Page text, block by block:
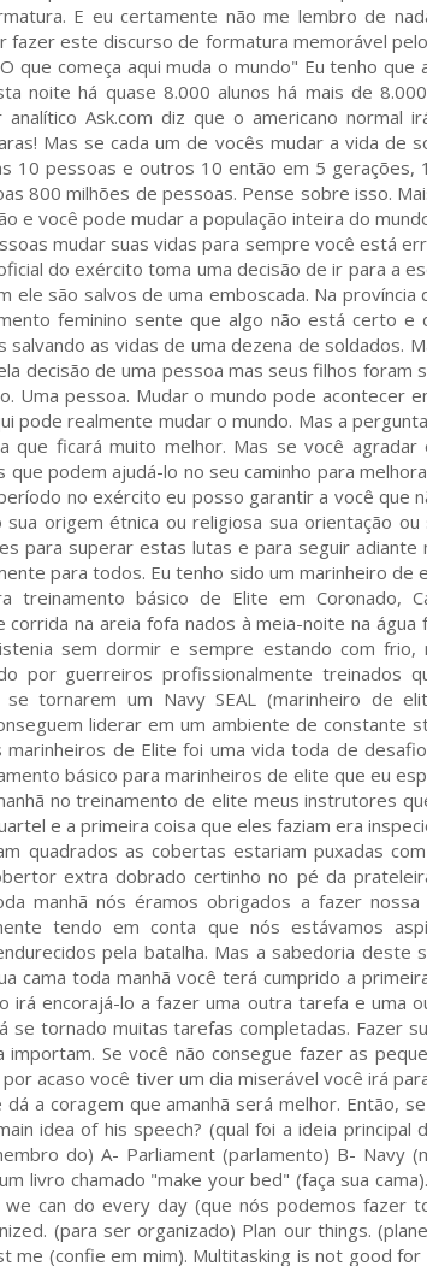
E eu certamente não me lembro de
este discurso de formatura memorável
que começa aqui muda o mundo" Eu tenho que
noite há quase 8.000 alunos há mais de
Ask.com diz que o americano normal
Mas se cada um de vocês mudar a vida de
10 pessoas e outros 10 então em 5 gerações,
800 milhões de pessoas. Pense sobre isso.
e você pode mudar a população inteira do
mudar suas vidas para sempre você está
do exército toma uma decisão de ir para a
são salvos de uma emboscada. Na província
feminino sente que algo não está certo e
as vidas de uma dezena de soldados.
decisão de uma pessoa mas seus filhos foram
Uma pessoa. Mudar o mundo pode acontecer
pode realmente mudar o mundo. Mas a
que ficará muito melhor. Mas se você agradar
podem ajudá-lo no seu caminho para
no exército eu posso garantir a você que
origem étnica ou religiosa sua orientação ou
para superar estas lutas e para seguir adiante
para todos. Eu tenho sido um marinheiro de
básico de Elite em Coronado,
na areia fofa nados à meia-noite na água
sem dormir e sempre estando com frio,
por guerreiros profissionalmente treinados
tornarem um Navy SEAL (marinheiro de
liderar em um ambiente de constante
de Elite foi uma vida toda de
básico para marinheiros de elite que eu
no treinamento de elite meus instrutores
e a primeira coisa que eles faziam era
quadrados as cobertas estariam puxadas
extra dobrado certinho no pé da
manhã nós éramos obrigados a fazer nossa
tendo em conta que nós estávamos
pela batalha. Mas a sabedoria deste
cama toda manhã você terá cumprido a
encorajá-lo a fazer uma outra tarefa e uma
tornado muitas tarefas completadas. Fazer
Se você não consegue fazer as
acaso você tiver um dia miserável você irá
a coragem que amanhã será melhor. Então,
idea of his speech? (qual foi a ideia principal
do) A- Parliament (parlamento) B- Navy
livro chamado "make your bed" (faça sua
we can do every day (que nós podemos fazer
(para ser organizado) Plan our things.
me (confie em mim). Multitasking is not good for